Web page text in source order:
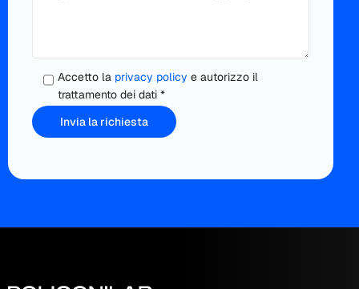
Accetto la privacy policy e autorizzo il
trattamento dei dati *